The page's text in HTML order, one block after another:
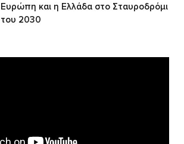
Ευρώπη και η Ελλάδα στο Σταυροδρόμι
του 2030